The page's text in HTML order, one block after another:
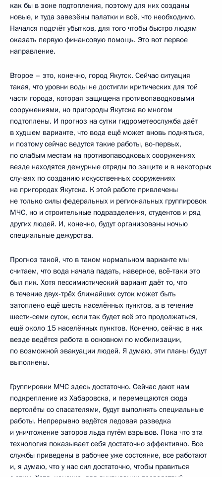
как бы в зоне подтопления, поэтому для них созданы
новые, и туда завезёны палатки и всё, что необходимо.
Начался подсчёт убытков, для того чтобы быстро людям
оказать первую финансовую помощь. Это вот первое
направление.
Второе – это, конечно, город Якутск. Сейчас ситуация
такая, что уровни воды не достигли критических для той
части города, которая защищена противопаводковыми
сооружениями, но пригороды Якутска во многом
подтоплены. И прогноз на сутки гидрометеослужба даёт
в худшем варианте, что вода ещё может вновь подняться,
и поэтому сейчас ведутся такие работы, во‑первых,
по слабым местам на противопаводковых сооружениях
везде находятся дежурные отряды по защите и в некоторых
случаях по созданию искусственных сооружениях
на пригородах Якутска. К этой работе привлечены
не только силы федеральных и региональных группировок
МЧС, но и строительные подразделения, студентов и ряд
других людей. И, конечно, будут организованы ночью
специальные дежурства.
Прогноз такой, что в таком нормальном варианте мы
считаем, что вода начала падать, наверное, всё‑таки это
был пик. Хотя пессимистический вариант даёт то, что
в течение двух-трёх ближайших суток может быть
затоплено ещё шесть населённых пунктов, а в течение
шести-семи суток, если так будет всё это продолжаться,
ещё около 15 населённых пунктов. Конечно, сейчас в них
везде ведётся работа в основном по мобилизации,
по возможной эвакуации людей. Я думаю, эти планы будут
выполнены.
Группировки МЧС здесь достаточно. Сейчас дают нам
подкрепление из Хабаровска, и перемещаются сюда
вертолёты со спасателями, будут выполнять специальные
работы. Непрерывно ведётся ледовая разведка
и уничтожение заторов льда путём взрывов. Пока что эта
технология показывает себя достаточно эффективно. Все
службы приведены в рабочее уже состояние, все работают
и, я думаю, что у нас сил достаточно, чтобы правиться